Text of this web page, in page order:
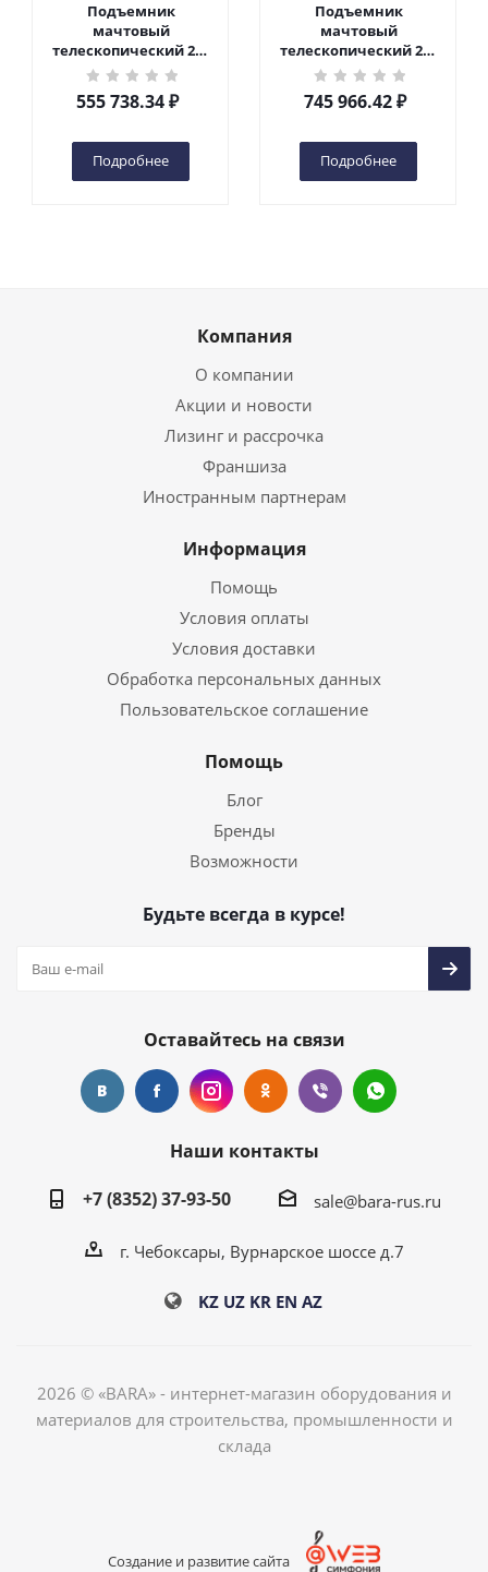
Подъемник
мачтовый
телескопический 200
кг 6 м TOR GTWY6-200S
DC 2-мачтовый
(автономный) (G) в
555 738.34₽
Подробнее
Подъемник
мачтовый
телескопический 200
кг 10 м TOR GTWY10-
200S DC 2-мачтовый
(автономный) (N) в
745 966.42₽
Подробнее
Компания
О компании
Акции и новости
Лизинг и рассрочка
Франшиза
Иностранным партнерам
Информация
Помощь
Условия оплаты
Условия доставки
Обработка персональных данных
Пользовательское соглашение
Помощь
Блог
Бренды
Возможности
Будьте всегда в курсе!
Оставайтесь на связи
Наши контакты
+7 (8352) 37-93-50
sale@bara-rus.ru
г. Чебоксары, Вурнарское шоссе д.7
KZ UZ KR EN AZ
2026 © «BARA» - интернет-магазин оборудования и
материалов для строительства, промышленности и
склада
Создание и развитие сайта